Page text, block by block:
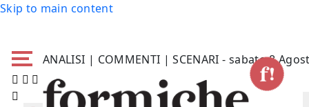
Skip to main content
ANALISI | COMMENTI | SCENARI - sabato 8